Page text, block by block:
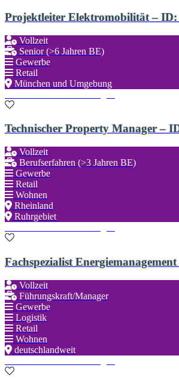
Projektleiter Elektromobilität – ID:
Vollzeit
Senior (>6 Jahren BE)
Gewerbe
Retail
München und Umgebung
Technischer Property Manager –
Vollzeit
Berufserfahren (>3 Jahren BE)
Gewerbe
Retail
Wohnen
Rheinland
Ruhrgebiet
Fachspezialist
Vollzeit
Führungskraft/Manager
Gewerbe
Logistik
Retail
Wohnen
deutschlandweit